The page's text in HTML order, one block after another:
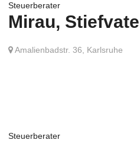
Steuerberater
Mirau,
Amalienbadstr. 36, Karlsruhe
Steuerberater